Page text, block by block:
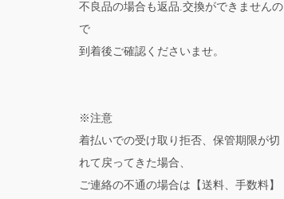
不良品の場合も返品.交換ができませんの
で
到着後ご確認くださいませ。
※注意
着払いでの受け取り拒否、保管期限が切
れて戻ってきた場合、
ご連絡の不通の場合は【送料、手数料】